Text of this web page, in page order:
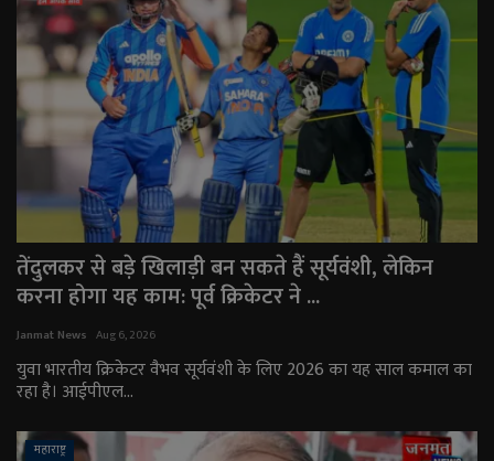
तेंदुलकर से बड़े खिलाड़ी बन सकते हैं सूर्यवंशी, लेकिन
करना होगा यह काम: पूर्व क्रिकेटर ने ...
Janmat News Aug 6, 2026
युवा भारतीय क्रिकेटर वैभव सूर्यवंशी के लिए 2026 का यह साल कमाल का
रहा है। आईपीएल...
महाराष्ट्र